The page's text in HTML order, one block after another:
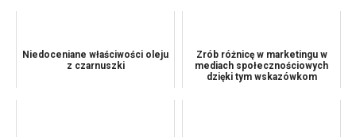
Niedoceniane właściwości oleju
z czarnuszki
Zrób różnicę w marketingu w
mediach społecznościowych
dzięki tym wskazówkom